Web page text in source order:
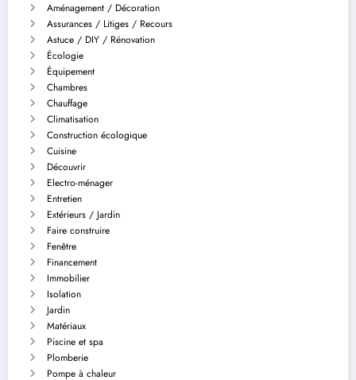
Aménagement / Décoration
Assurances / Litiges / Recours
Astuce / DIY / Rénovation
Écologie
Équipement
Chambres
Chauffage
Climatisation
Construction écologique
Cuisine
Découvrir
Electro-ménager
Entretien
Extérieurs / Jardin
Faire construire
Fenêtre
Financement
Immobilier
Isolation
Jardin
Matériaux
Piscine et spa
Plomberie
Pompe à chaleur